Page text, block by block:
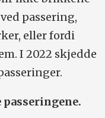
passering,
eller fordi
I 2022 skjedde